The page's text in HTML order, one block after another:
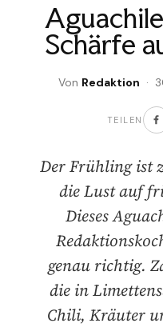
Schärfe
Von Redaktion ·
TEILEN
Der Frühling ist
die Lust auf
Dieses
genau richtig.
die in
Chili, Kräuter